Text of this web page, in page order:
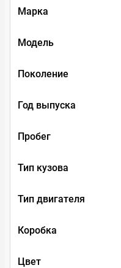
Марка
Модель
Поколение
Год выпуска
Пробег
Тип кузова
Тип двигателя
Коробка
Цвет